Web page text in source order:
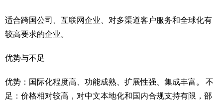
适合跨国公司、互联网企业、对多渠道客户服务和全球化有
较高要求的企业。
优势与不足
优势：国际化程度高、功能成熟、扩展性强、集成丰富。 不
足：价格相对较高，对中文本地化和国内合规支持有限，部